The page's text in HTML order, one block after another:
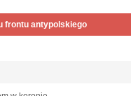
frontu antypolskiego